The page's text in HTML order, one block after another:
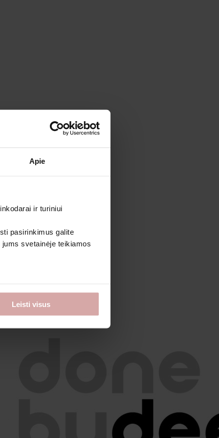
Apie
ir turiniui
pasirinkimus galite
svetainėje teikiamos
Leisti visus